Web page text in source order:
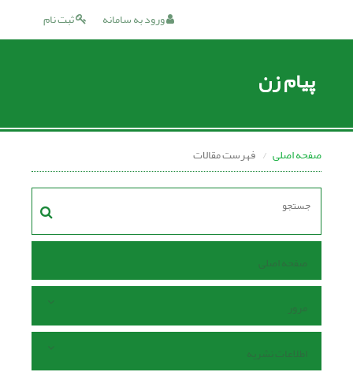
ثبت نام ورود به سامانه
پیام زن
صفحه اصلی فهرست مقالات
صفحه اصلی
مرور
اطلاعات نشریه